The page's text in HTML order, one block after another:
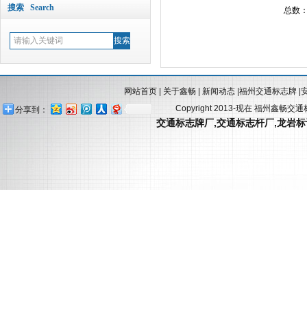
搜索 Search 总数
网站首页 关于鑫畅 新闻动态 福州交通标志牌
分享到：
Copyright 2013-现在 福州鑫畅交
交通标志牌厂,交通标志杆厂,龙岩